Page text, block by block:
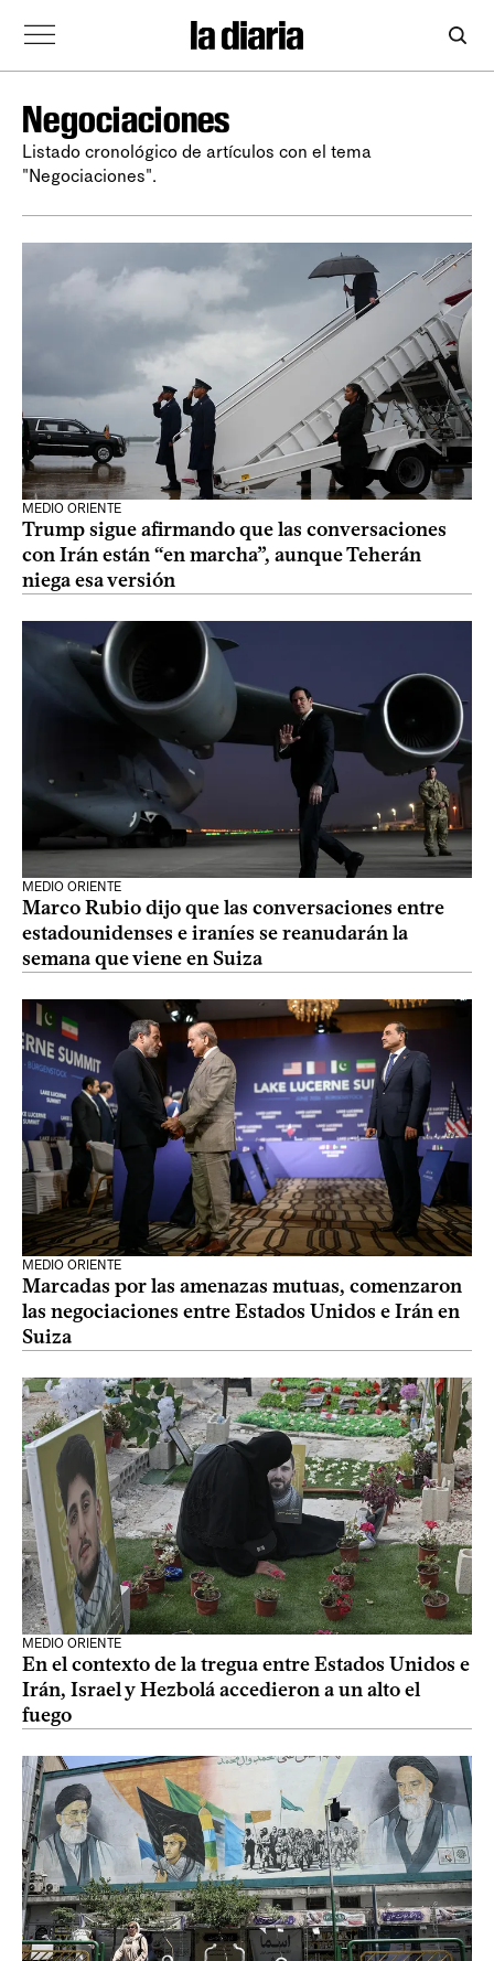
Negociaciones
Listado cronológico de artículos con el tema
"Negociaciones".
MEDIO ORIENTE
Trump sigue afirmando que las conversaciones
con Irán están “en marcha”, aunque Teherán
niega esa versión
MEDIO ORIENTE
Marco Rubio dijo que las conversaciones entre
estadounidenses e iraníes se reanudarán la
semana que viene en Suiza
MEDIO ORIENTE
Marcadas por las amenazas mutuas, comenzaron
las negociaciones entre Estados Unidos e Irán en
Suiza
MEDIO ORIENTE
En el contexto de la tregua entre Estados Unidos e
Irán, Israel y Hezbolá accedieron a un alto el
fuego